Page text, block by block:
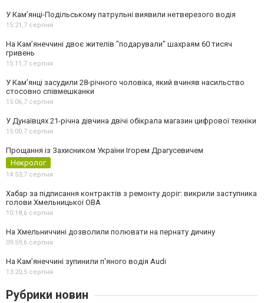
У Кам’янці-Подільському патрульні виявили нетверезого водія
15:21,7 серпня
На Камʼянеччині двоє жителів "подарували" шахраям 60 тисяч
гривень
15:11,7 серпня
У Камʼянці засудили 28-річного чоловіка, який вчиняв насильство
стосовно співмешканки
15:06,7 серпня
У Дунаївцях 21-річна дівчина двічі обікрала магазин цифрової техніки
15:00,7 серпня
Прощання із Захисником України Ігорем Драгусевичем
Некролог
14:53,7 серпня
Хабар за підписання контрактів з ремонту доріг: викрили заступника
голови Хмельницької ОВА
10:18,6 серпня
На Хмельниччині дозволили полювати на пернату дичину
09:59,6 серпня
На Камʼянеччині зупинили п'яного водія Audi
13:20,5 серпня
Рубрики новин